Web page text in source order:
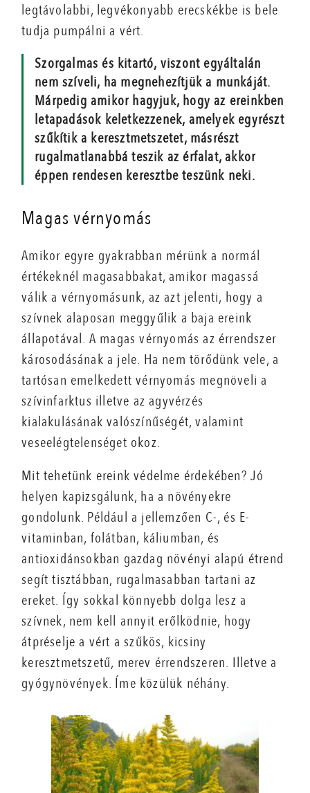
legtávolabbi, legvékonyabb erecskékbe is bele
tudja pumpálni a vért.
Szorgalmas és kitartó, viszont egyáltalán
nem szíveli, ha megnehezítjük a munkáját.
Márpedig amikor hagyjuk, hogy az ereinkben
letapadások keletkezzenek, amelyek egyrészt
szűkítik a keresztmetszetet, másrészt
rugalmatlanabbá teszik az érfalat, akkor
éppen rendesen keresztbe teszünk neki.
Magas vérnyomás
Amikor egyre gyakrabban mérünk a normál
értékeknél magasabbakat, amikor magassá
válik a vérnyomásunk, az azt jelenti, hogy a
szívnek alaposan meggyűlik a baja ereink
állapotával. A magas vérnyomás az érrendszer
károsodásának a jele. Ha nem törődünk vele, a
tartósan emelkedett vérnyomás megnöveli a
szívinfarktus illetve az agyvérzés
kialakulásának valószínűségét, valamint
veseelégtelenséget okoz.
Mit tehetünk ereink védelme érdekében? Jó
helyen kapizsgálunk, ha a növényekre
gondolunk. Például a jellemzően C-, és E-
vitaminban, folátban, káliumban, és
antioxidánsokban gazdag növényi alapú étrend
segít tisztábban, rugalmasabban tartani az
ereket. Így sokkal könnyebb dolga lesz a
szívnek, nem kell annyit erőlködnie, hogy
átpréselje a vért a szűkös, kicsiny
keresztmetszetű, merev érrendszeren. Illetve a
gyógynövények. Íme közülük néhány.